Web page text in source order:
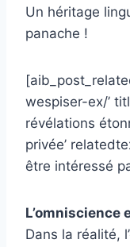
Un héritage
panache !
wespiser-ex/’
révélations
privée’
être intéressé
Dans la réalité,